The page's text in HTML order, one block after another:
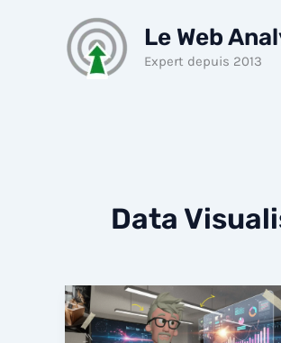
Le Web
Expert depuis 2013
Data